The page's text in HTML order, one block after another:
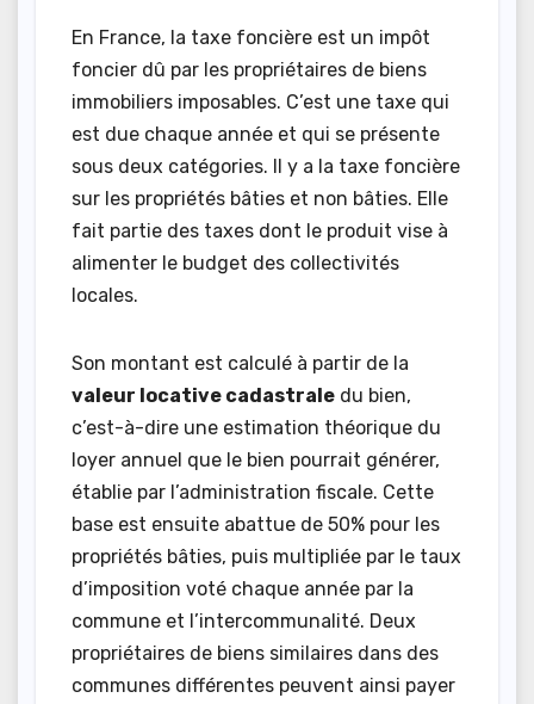
En France, la taxe foncière est un impôt
foncier dû par les propriétaires de biens
immobiliers imposables. C’est une taxe qui
est due chaque année et qui se présente
sous deux catégories. Il y a la taxe foncière
sur les propriétés bâties et non bâties. Elle
fait partie des taxes dont le produit vise à
alimenter le budget des collectivités
locales.
Son montant est calculé à partir de la
valeur locative cadastrale du bien,
c’est-à-dire une estimation théorique du
loyer annuel que le bien pourrait générer,
établie par l’administration fiscale. Cette
base est ensuite abattue de 50% pour les
propriétés bâties, puis multipliée par le taux
d’imposition voté chaque année par la
commune et l’intercommunalité. Deux
propriétaires de biens similaires dans des
communes différentes peuvent ainsi payer